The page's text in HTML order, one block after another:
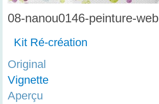
08-nanou0146-peinture-web
Kit Ré-création
Original
Vignette
Aperçu